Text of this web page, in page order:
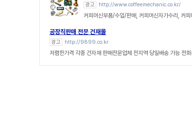
광고 http://www.coffeemechanic.co.kr/
커피머신부품/수입/판매, 커피머신자가수리, 커
공장직판매 전문 건재몰
광고 http://9899.co.kr
저렴한가격 각종 건자재 판매전문업체 전지역 당일배송 가능 전